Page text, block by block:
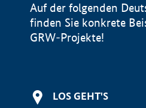
Auf der folgenden
finden Sie konkrete
GRW-Projekte!
LOS GEHT'S